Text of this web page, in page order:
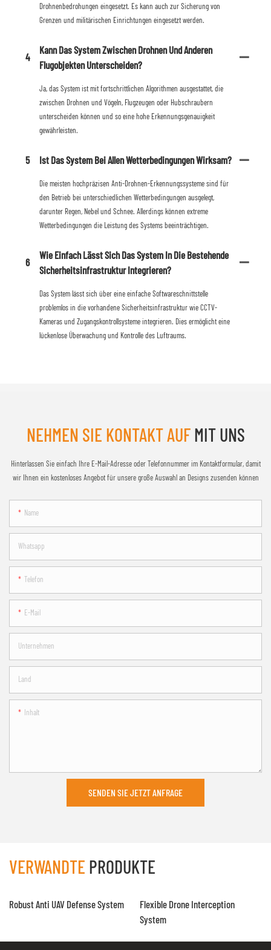
Drohnenbedrohungen eingesetzt. Es kann auch zur Sicherung von
Grenzen und militärischen Einrichtungen eingesetzt werden.
4
Kann Das System Zwischen Drohnen Und Anderen
Flugobjekten Unterscheiden?
Ja, das System ist mit fortschrittlichen Algorithmen ausgestattet, die
zwischen Drohnen und Vögeln, Flugzeugen oder Hubschraubern
unterscheiden können und so eine hohe Erkennungsgenauigkeit
gewährleisten.
5 Ist Das System Bei Allen Wetterbedingungen Wirksam?
Die meisten hochpräzisen Anti-Drohnen-Erkennungssysteme sind für
den Betrieb bei unterschiedlichen Wetterbedingungen ausgelegt,
darunter Regen, Nebel und Schnee. Allerdings können extreme
Wetterbedingungen die Leistung des Systems beeinträchtigen.
6
Wie Einfach Lässt Sich Das System In Die Bestehende
Sicherheitsinfrastruktur Integrieren?
Das System lässt sich über eine einfache Softwareschnittstelle
problemlos in die vorhandene Sicherheitsinfrastruktur wie CCTV-
Kameras und Zugangskontrollsysteme integrieren. Dies ermöglicht eine
lückenlose Überwachung und Kontrolle des Luftraums.
NEHMEN SIE KONTAKT AUFMIT UNS
Hinterlassen Sie einfach Ihre E-Mail-Adresse oder Telefonnummer im Kontaktformular, damit
wir Ihnen ein kostenloses Angebot für unsere große Auswahl an Designs zusenden können
Name
Whatsapp
Telefon
E-Mail
Unternehmen
Land
Inhalt
SENDEN SIE JETZT ANFRAGE
VERWANDTE PRODUKTE
Robust Anti UAV Defense System
Flexible Drone Interception
System